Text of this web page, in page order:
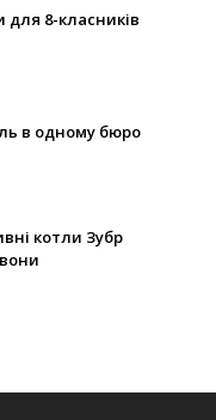
для 8-класників
в одному бюро
котли Зубр